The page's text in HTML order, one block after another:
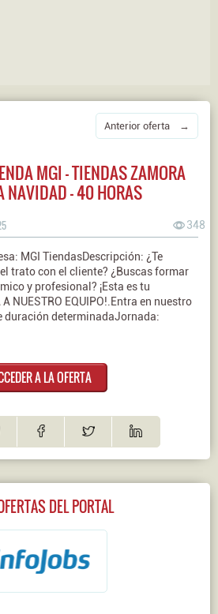
Anterior oferta →
MGI - TIENDAS ZAMORA
NAVIDAD - 40 HORAS
348
MGI TiendasDescripción: ¿Te
trato con el cliente? ¿Buscas formar
y profesional? ¡Esta es tu
NUESTRO EQUIPO!.Entra en nuestro
duración determinadaJornada:
A LA OFERTA
DEL PORTAL